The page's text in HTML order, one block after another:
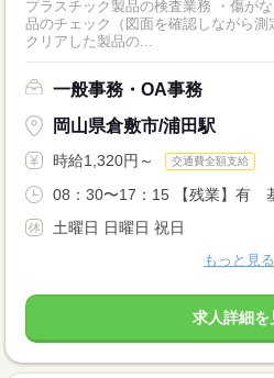
プラスチック製品の検査業務 ・傷が
品のチェック（図面を確認しながら
クリアした製品の...
一般事務・OA事務
岡山県倉敷市/浦田駅
時給1,320円～ 交通費全額支給
08：30〜17：15 【残業】有
土曜日 日曜日 祝日
もっと見る
求人詳細を